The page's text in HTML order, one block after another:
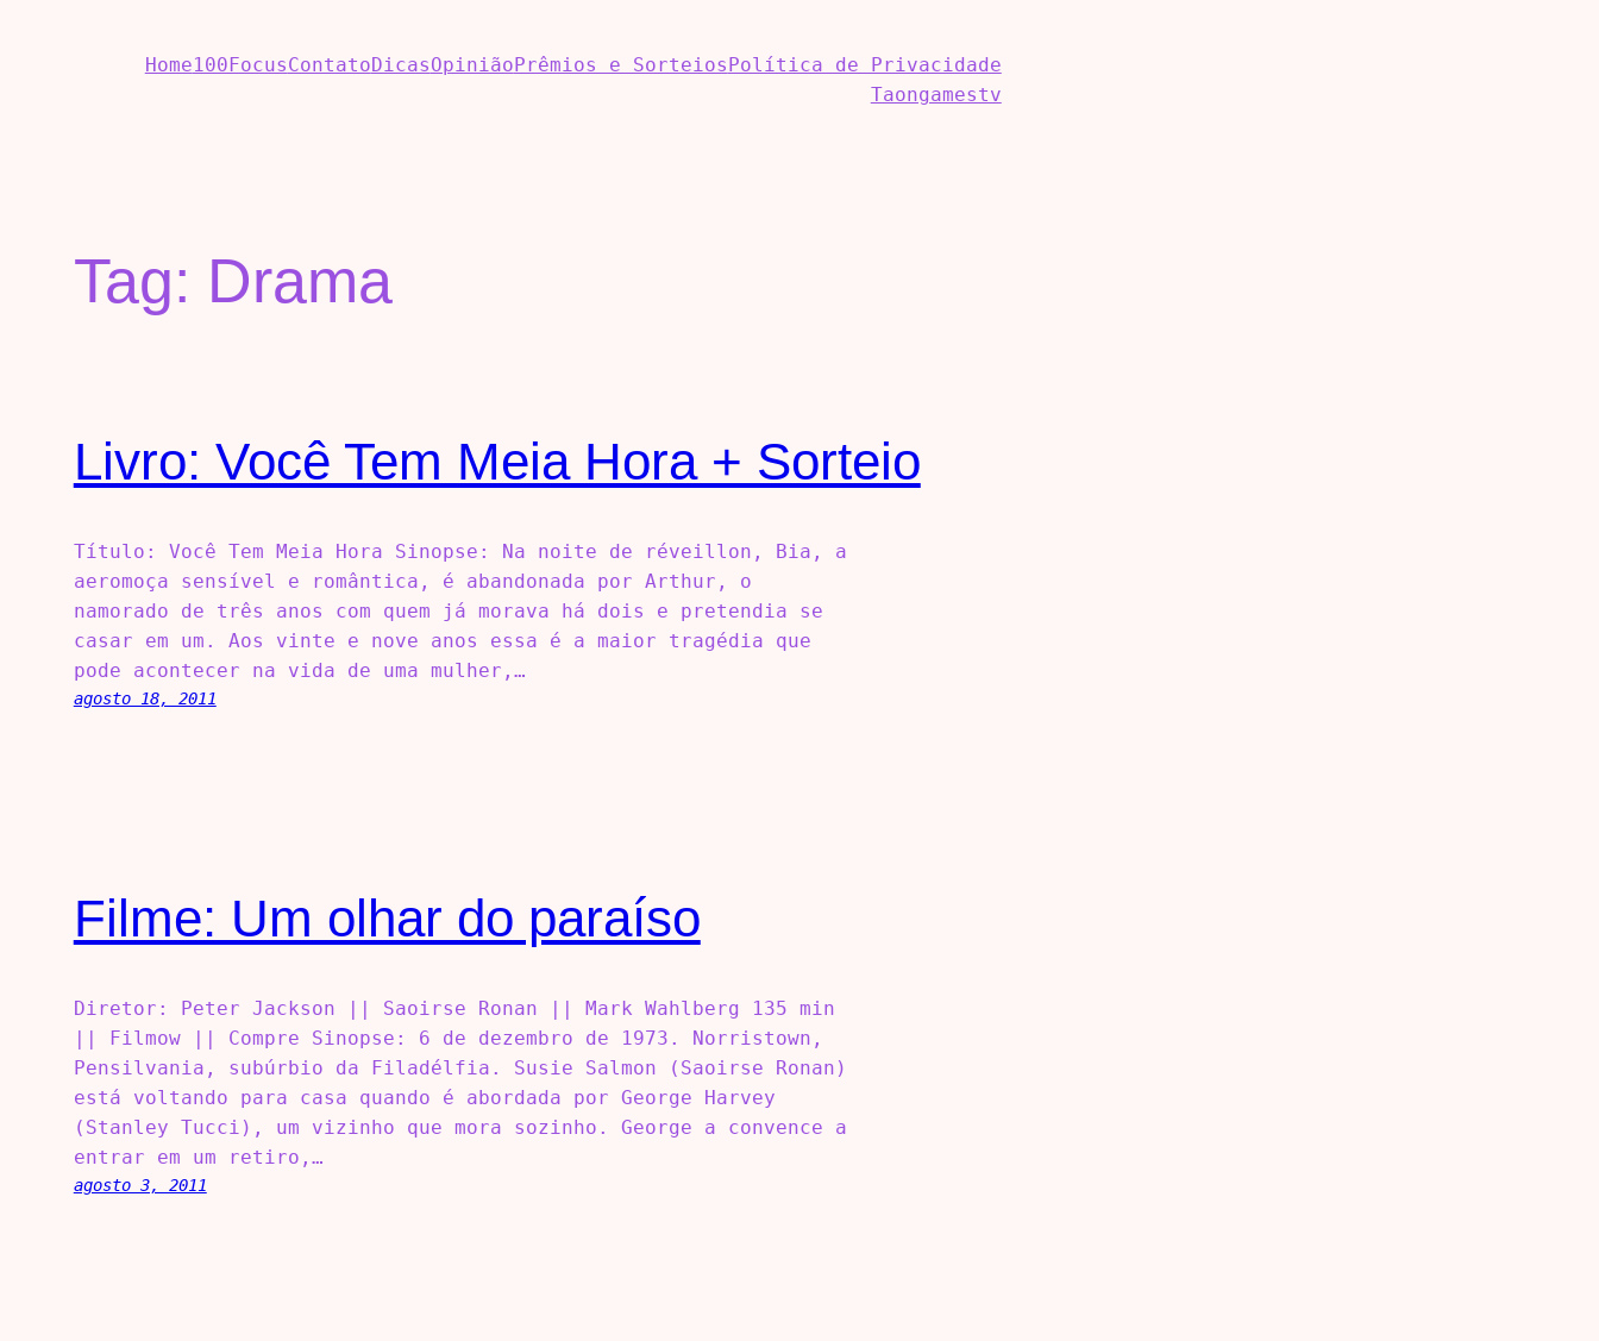
Home100FocusContatoDicasOpinião Prêmios e Sorteios Política de Privacidade
Taongamestv
Tag: Drama
Livro: Você Tem Meia Hora + Sorteio
Título: Você Tem Meia Hora Sinopse: Na noite de réveillon, Bia, a
aeromoça sensível e romântica, é abandonada por Arthur, o
namorado de três anos com quem já morava há dois e pretendia se
casar em um. Aos vinte e nove anos essa é a maior tragédia que
pode acontecer na vida de uma mulher,…
agosto 18, 2011
Filme: Um olhar do paraíso
Diretor: Peter Jackson || Saoirse Ronan || Mark Wahlberg 135 min
|| Filmow || Compre Sinopse: 6 de dezembro de 1973. Norristown,
Pensilvania, subúrbio da Filadélfia. Susie Salmon (Saoirse Ronan)
está voltando para casa quando é abordada por George Harvey
(Stanley Tucci), um vizinho que mora sozinho. George a convence a
entrar em um retiro,…
agosto 3, 2011